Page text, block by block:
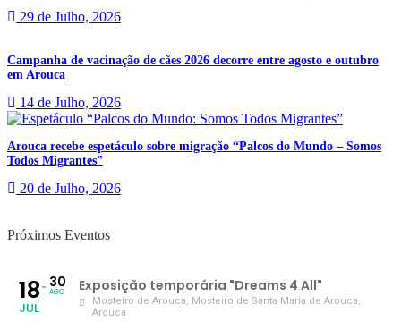
29 de Julho, 2026
Campanha de vacinação de cães 2026 decorre entre agosto e outubro
em Arouca
14 de Julho, 2026
Arouca recebe espetáculo sobre migração “Palcos do Mundo – Somos
Todos Migrantes”
20 de Julho, 2026
Próximos Eventos
18
JUL
30
AGO Exposição temporária "Dreams 4 All"
Mosteiro de Arouca, Mosteiro de Santa Maria de Arouca,
Arouca